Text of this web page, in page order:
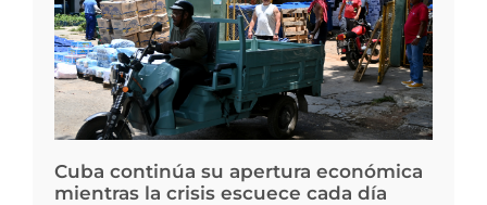
Cuba continúa su apertura económica
mientras la crisis escuece cada día